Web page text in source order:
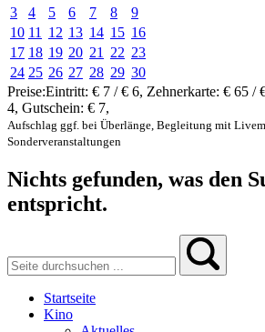
3
4 5 6 7 8
9
10 11 12 13 14 15 16
17 18 19 20 21 22 23
24 25 26 27 28 29 30
Preise:Eintritt: € 7 / € 6, Zehnerkarte: € 65 /
4, Gutschein: € 7,
Aufschlag ggf. bei Überlänge, Begleitung mit
Sonderveranstaltungen
Nichts gefunden, was den
entspricht.
Startseite
Kino